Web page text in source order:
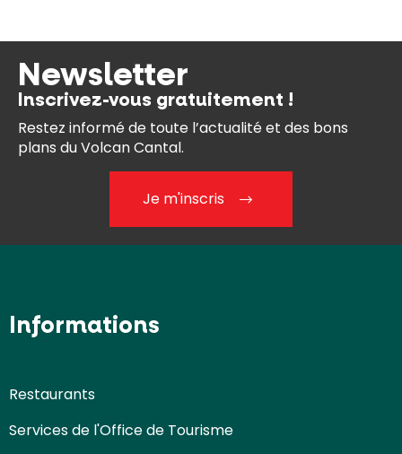
Newsletter
Inscrivez-vous gratuitement !
Restez informé de toute l’actualité et des bons
plans du Volcan Cantal.
Je m'inscris
Informations
Restaurants
Services de l'Office de Tourisme